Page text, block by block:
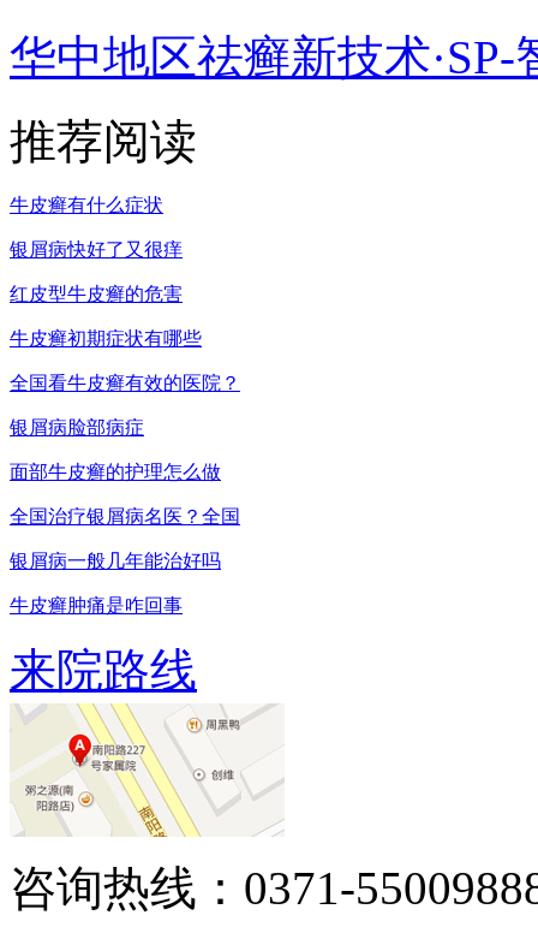
华中地区祛癣新技术·SP-
推荐阅读
牛皮癣有什么症状
银屑病快好了又很痒
红皮型牛皮癣的危害
牛皮癣初期症状有哪些
全国看牛皮癣有效的医院？
银屑病脸部病症
面部牛皮癣的护理怎么做
全国治疗银屑病名医？全国
银屑病一般几年能治好吗
牛皮癣肿痛是咋回事
来院路线
咨询热线：0371-